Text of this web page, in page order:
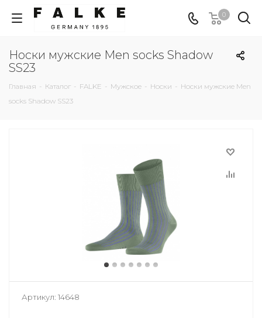
0
Носки мужские Men socks Shadow
SS23
Главная - Каталог - FALKE - Мужское - Носки - Носки мужские Men
socks Shadow SS23
Артикул: 14648